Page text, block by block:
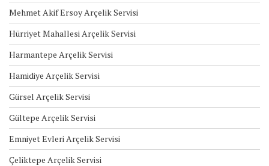
Mehmet Akif Ersoy Arçelik Servisi
Hürriyet Mahallesi Arçelik Servisi
Harmantepe Arçelik Servisi
Hamidiye Arçelik Servisi
Gürsel Arçelik Servisi
Gültepe Arçelik Servisi
Emniyet Evleri Arçelik Servisi
Çeliktepe Arçelik Servisi